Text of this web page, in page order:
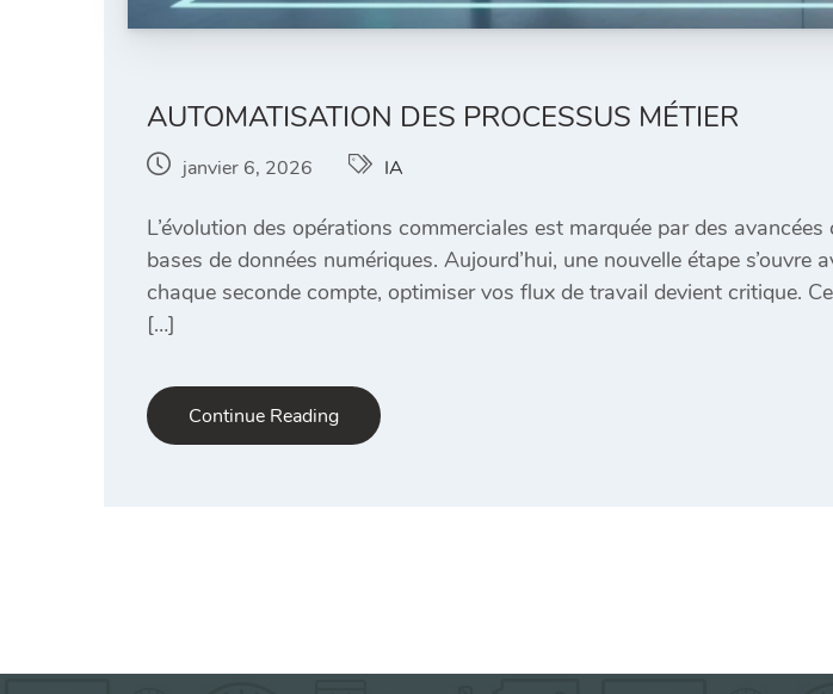
AUTOMATISATION DES PROCESSUS MÉTIER
janvier 6, 2026 IA
L’évolution des opérations commerciales est marquée par des
bases de données numériques. Aujourd’hui, une nouvelle étape
chaque seconde compte, optimiser vos flux de travail devient critique.
[…]
Continue Reading